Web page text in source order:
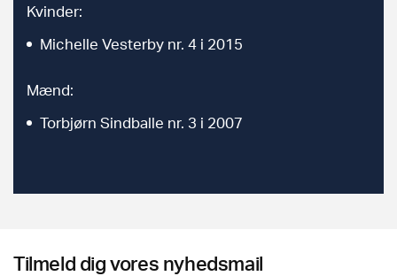
Kvinder:
Michelle Vesterby nr. 4 i 2015
Mænd:
Torbjørn Sindballe nr. 3 i 2007
Tilmeld dig vores nyhedsmail